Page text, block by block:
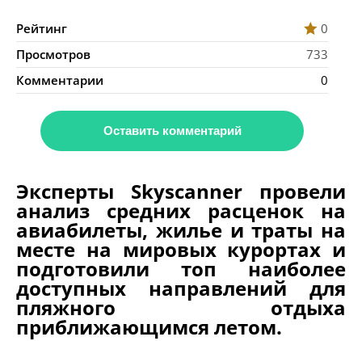
Рейтинг
0
Просмотров
733
Комментарии
0
Оставить комментарий
Эксперты Skyscanner провели
анализ средних расценок на
авиабилеты, жилье и траты на
месте на мировых курортах и
подготовили топ наиболее
доступных направлений для
пляжного отдыха
приближающимся летом.